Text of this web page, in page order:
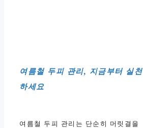
여름철 두피 관리, 지금부터 실천
하세요
여름철 두피 관리는 단순히 머릿결을